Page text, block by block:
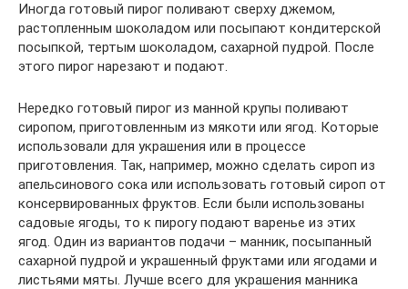
Иногда готовый пирог поливают сверху джемом,
растопленным шоколадом или посыпают кондитерской
посыпкой, тертым шоколадом, сахарной пудрой. После
этого пирог нарезают и подают.
Нередко готовый пирог из манной крупы поливают
сиропом, приготовленным из мякоти или ягод. Которые
использовали для украшения или в процессе
приготовления. Так, например, можно сделать сироп из
апельсинового сока или использовать готовый сироп от
консервированных фруктов. Если были использованы
садовые ягоды, то к пирогу подают варенье из этих
ягод. Один из вариантов подачи – манник, посыпанный
сахарной пудрой и украшенный фруктами или ягодами и
листьями мяты. Лучше всего для украшения манника